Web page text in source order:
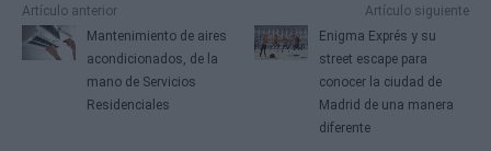
Artículo anterior
Mantenimiento de aires
acondicionados, de la
mano de Servicios
Residenciales
Artículo siguiente
Enigma Exprés y su
street escape para
conocer la ciudad de
Madrid de una manera
diferente